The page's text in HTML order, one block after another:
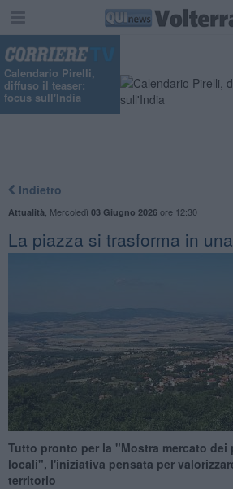
Calendario Pirelli,
diffuso il teaser:
focus sull'India
Indietro
Attualità Mercoledì 03 Giugno 2026ore 12:30
La piazza si trasforma in
Tutto pronto per la "Mostra mercato
locali", l'iniziativa pensata per
territorio